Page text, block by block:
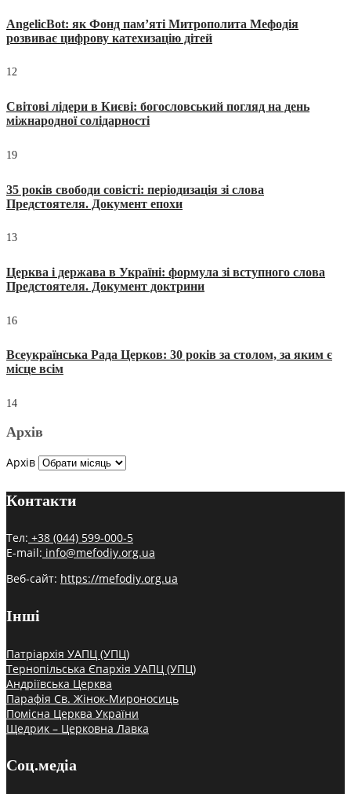
AngelicBot: як Фонд пам’яті Митрополита Мефодія
розвиває цифрову катехизацію дітей
12
Світові лідери в Києві: богословський погляд на день
міжнародної солідарності
19
35 років свободи совісті: періодизація зі слова
Предстоятеля. Документ епохи
13
Церква і держава в Україні: формула зі вступного слова
Предстоятеля. Документ доктрини
16
Всеукраїнська Рада Церков: 30 років за столом, за яким є
місце всім
14
Архів
Архів
Контакти
Тел: +38 (044) 599-000-5
E-mail: info@mefodiy.org.ua
Веб-сайт: https://mefodiy.org.ua
Інші
Патріархія УАПЦ (УПЦ)
Тернопільська Єпархія УАПЦ (УПЦ)
Андріївська Церква
Парафія Св. Жінок-Мироносиць
Помісна Церква України
Щедрик – Церковна Лавка
Соц.медіа